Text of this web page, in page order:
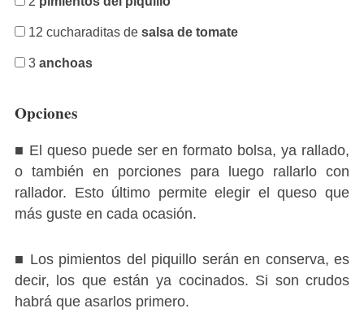
12 cucharaditas de salsa de tomate
3 anchoas
Opciones
■ El queso puede ser en formato bolsa, ya rallado,
o también en porciones para luego rallarlo con
rallador. Esto último permite elegir el queso que
más guste en cada ocasión.
■ Los pimientos del piquillo serán en conserva, es
decir, los que están ya cocinados. Si son crudos
habrá que asarlos primero.